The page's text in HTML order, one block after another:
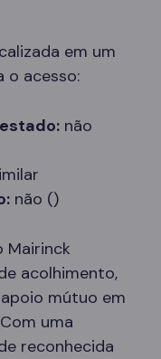
em um
acesso:
não
não ()
Mairinck
acolhimento,
mútuo em
uma
reconhecida